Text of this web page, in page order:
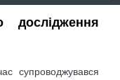
дослідження
супроводжувався